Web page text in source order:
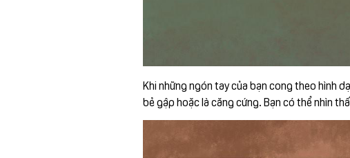
Khi những ngón tay của bạn cong theo hình
bẻ gập hoặc là căng cứng. Bạn có thể nhìn